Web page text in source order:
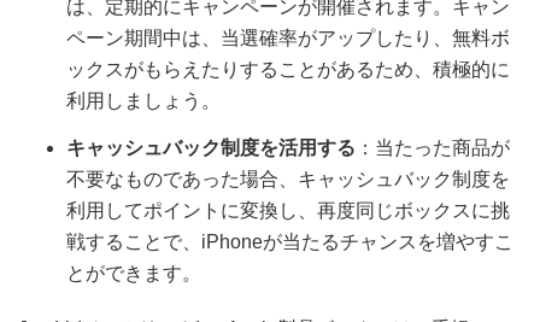
は、定期的にキャンペーンが開催されます。キャン
ペーン期間中は、当選確率がアップしたり、無料ボ
ックスがもらえたりすることがあるため、積極的に
利用しましょう。
キャッシュバック制度を活用する ：当たった商品が
不要なものであった場合、キャッシュバック制度を
利用してポイントに変換し、再度同じボックスに挑
戦することで、iPhoneが当たるチャンスを増やすこ
とができます。